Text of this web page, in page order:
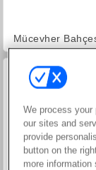
Mücevher
Heroes of
We process your
our sites and
provide
button on the
more